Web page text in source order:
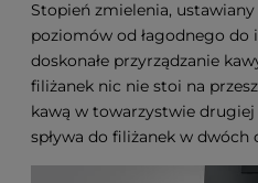
Stopień zmielenia,
poziomów od łagodnego do
doskonałe przyrządzanie
filiżanek nic nie stoi na
kawą w towarzystwie drugiej
spływa do filiżanek w dwóch